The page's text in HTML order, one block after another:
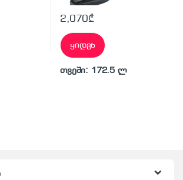
2,070₾
ყიდვა
თვეში: 172.5 ლ